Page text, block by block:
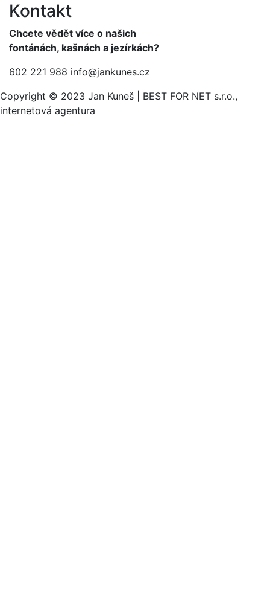
Kontakt
Chcete vědět více o našich
fontánách, kašnách a jezírkách?
602 221 988 info@jankunes.cz
Copyright © 2023 Jan Kuneš | BEST FOR NET s.r.o.,
internetová agentura